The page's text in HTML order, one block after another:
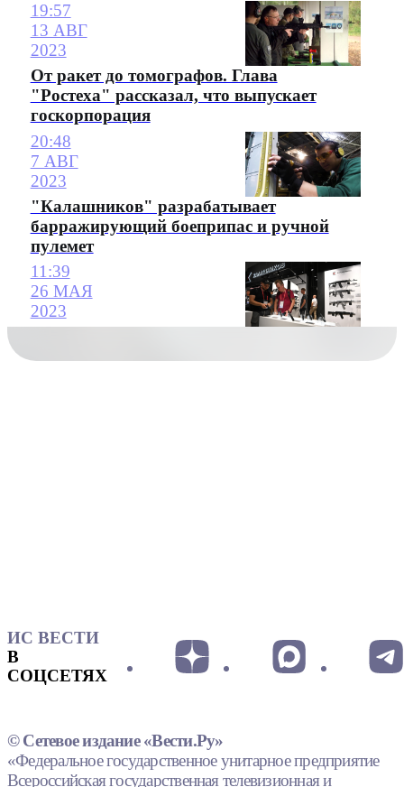
19:57
13 АВГ
2023
От ракет до томографов. Глава
"Ростеха" рассказал, что выпускает
госкорпорация
20:48
7 АВГ
2023
"Калашников" разрабатывает
барражирующий боеприпас и ручной
пулемет
11:39
26 МАЯ
2023
ИС ВЕСТИ
В
СОЦСЕТЯХ
© Сетевое издание «Вести.Ру»
«Федеральное государственное унитарное предприятие
Всероссийская государственная телевизионная и